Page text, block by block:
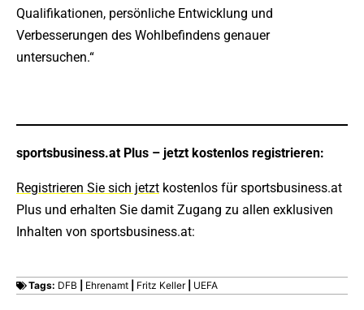
Qualifikationen, persönliche Entwicklung und
Verbesserungen des Wohlbefindens genauer
untersuchen.“
sportsbusiness.at Plus – jetzt kostenlos registrieren:
Registrieren Sie sich jetzt kostenlos für sportsbusiness.at
Plus und erhalten Sie damit Zugang zu allen exklusiven
Inhalten von sportsbusiness.at:
Tags: DFB Ehrenamt Fritz Keller| UEFA